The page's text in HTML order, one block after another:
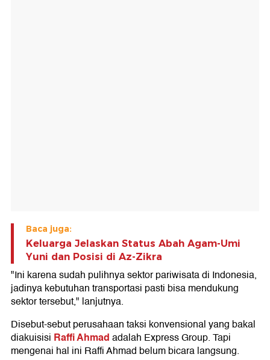
Baca juga:
Keluarga Jelaskan Status Abah Agam-Umi
Yuni dan Posisi di Az-Zikra
"Ini karena sudah pulihnya sektor pariwisata di Indonesia,
jadinya kebutuhan transportasi pasti bisa mendukung
sektor tersebut," lanjutnya.
Disebut-sebut perusahaan taksi konvensional yang bakal
diakuisisi Raffi Ahmadadalah Express Group. Tapi
mengenai hal ini Raffi Ahmad belum bicara langsung.